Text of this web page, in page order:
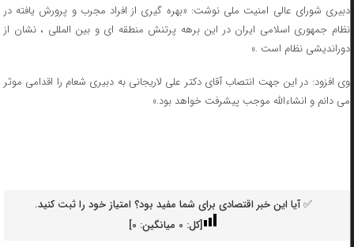
دبیری شورای عالی امنیت ملی نوشت: «بهره گیری از افراد مجرب و پرورش یافته در
نظام ‎جمهوری اسلامی ایران در این برهه پرتنش منطقه ای و بین المللی ، نشان از
دوراندیشی نظام است .»
وی افزود: در این جهت انتصاب آقای دکتر ‎علی لاریجانی به دبیری ‎شعام را اقدامی موثر
می دانم و انشاءالله موجب پیشرفت خواهد بود.»
✅ آیا این خبر اقتصادی برای شما مفید بود؟ امتیاز خود را ثبت کنید.
[کل: 0میانگین: 0
]